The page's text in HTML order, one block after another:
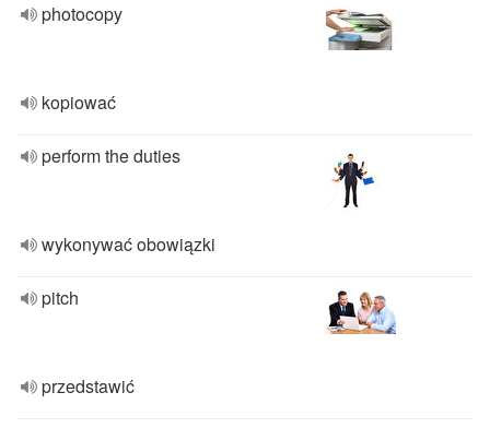
photocopy
kopiować
perform the duties
wykonywać obowiązki
pitch
przedstawić